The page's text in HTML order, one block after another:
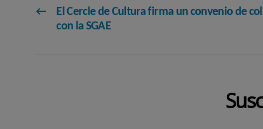
←
El Cercle de Cultura firma un convenio de
con la SGAE